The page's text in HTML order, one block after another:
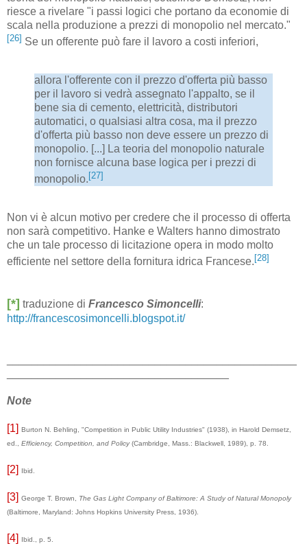
riesce a rivelare "i passi logici che portano da economie di
scala nella produzione a prezzi di monopolio nel mercato."
[26] Se un offerente può fare il lavoro a costi inferiori,
allora l'offerente con il prezzo d'offerta più basso
per il lavoro si vedrà assegnato l'appalto, se il
bene sia di cemento, elettricità, distributori
automatici, o qualsiasi altra cosa, ma il prezzo
d'offerta più basso non deve essere un prezzo di
monopolio. [...] La teoria del monopolio naturale
non fornisce alcuna base logica per i prezzi di
monopolio. [27]
Non vi è alcun motivo per credere che il processo di offerta
non sarà competitivo. Hanke e Walters hanno dimostrato
che un tale processo di licitazione opera in modo molto
efficiente nel settore della fornitura idrica Francese. [28]
[*] traduzione di Francesco Simoncelli:
http://francescosimoncelli.blogspot.it/
Note
[1] Burton N. Behling, "Competition in Public Utility Industries" (1938), in Harold Demsetz,
ed., Efficiency, Competition, and Policy(Cambridge, Mass.: Blackwell, 1989), p. 78.
[2] Ibid.
[3] George T. Brown, The Gas Light Company of Baltimore: A Study of Natural Monopoly
(Baltimore, Maryland: Johns Hopkins University Press, 1936).
[4] Ibid., p. 5.